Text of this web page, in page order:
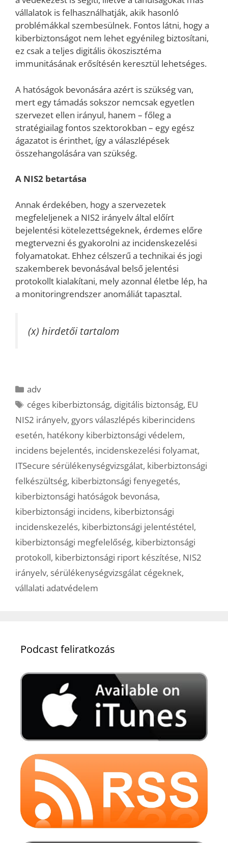
vállalatok is felhasználhatják, akik hasonló
problémákkal szembesülnek. Fontos látni, hogy a
kiberbiztonságot nem lehet egyénileg biztosítani,
ez csak a teljes digitális ökoszisztéma
immunitásának erősítésén keresztül lehetséges.
A hatóságok bevonására azért is szükség van,
mert egy támadás sokszor nemcsak egyetlen
szervezet ellen irányul, hanem – főleg a
stratégiailag fontos szektorokban – egy egész
ágazatot is érinthet, így a válaszlépések
összehangolására van szükség.
A NIS2 betartása
Annak érdekében, hogy a szervezetek
megfeleljenek a NIS2 irányelv által előírt
bejelentési kötelezettségeknek, érdemes előre
megtervezni és gyakorolni az incidenskezelési
folyamatokat. Ehhez célszerű a technikai és jogi
szakemberek bevonásával belső jelentési
protokollt kialakítani, mely azonnal életbe lép, ha
a monitoringrendszer anomáliát tapasztal.
(x) hirdetői tartalom
Kategória
adv
Címkék
céges kiberbiztonság, digitális biztonság, EU
NIS2 irányelv, gyors válaszlépés kiberincidens
esetén, hatékony kiberbiztonsági védelem,
incidens bejelentés, incidenskezelési folyamat,
ITSecure sérülékenységvizsgálat, kiberbiztonsági
felkészültség, kiberbiztonsági fenyegetés,
kiberbiztonsági hatóságok bevonása,
kiberbiztonsági incidens, kiberbiztonsági
incidenskezelés, kiberbiztonsági jelentéstétel,
kiberbiztonsági megfelelőség, kiberbiztonsági
protokoll, kiberbiztonsági riport készítése, NIS2
irányelv, sérülékenységvizsgálat cégeknek,
vállalati adatvédelem
Podcast feliratkozás